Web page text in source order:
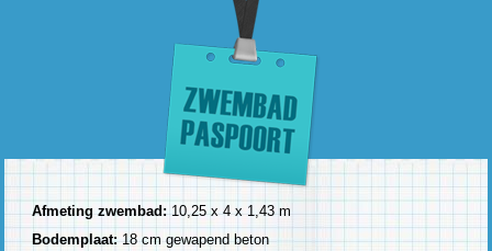
Afmeting zwembad:10,25 x 4 x 1,43 m
Bodemplaat:18 cm gewapend beton